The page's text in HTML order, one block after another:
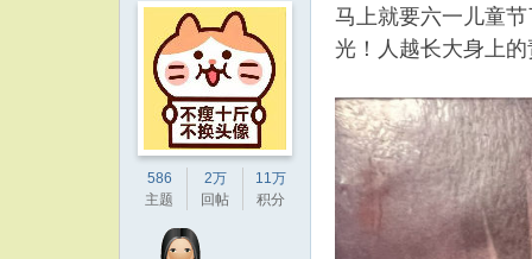
586
主题
2万
回帖
11万
积分
马上就要六一儿童
光！人越长大身上